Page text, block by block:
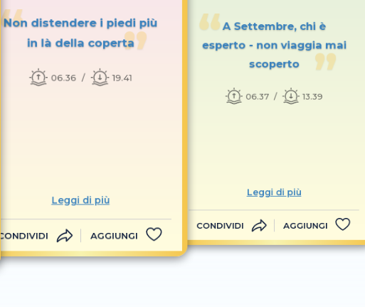
Non distendere i piedi più
in là della coperta
06.36 19.41
Leggi di più
CONDIVIDI AGGIUNGI
A Settembre, chi è
esperto - non viaggia mai
scoperto
06.37 13.39
Leggi di più
CONDIVIDI AGGIUNGI